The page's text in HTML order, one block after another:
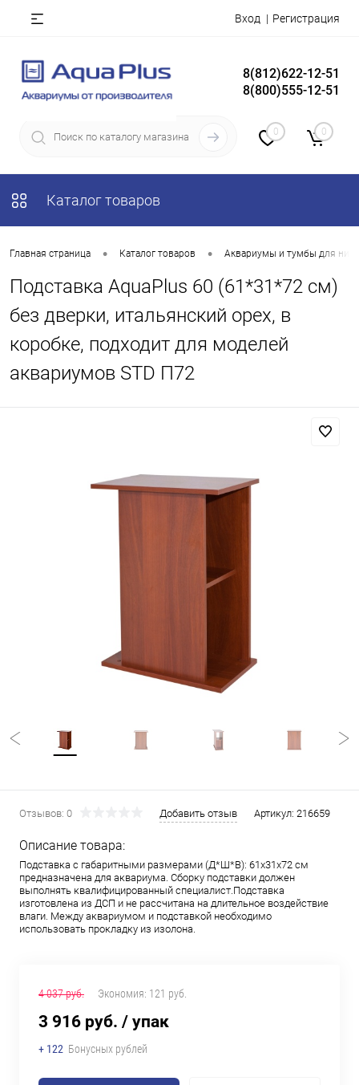
Вход Регистрация
8(812)622-12-51
8(800)555-12-51
0 0
Каталог товаров
Главная страница • Каталог товаров • Аквариумы и тумбы для них
Подставка AquaPlus 60 (61*31*72 см)
без дверки, итальянский орех, в
коробке, подходит для моделей
аквариумов STD П72
Отзывов: 0 Добавить отзыв Артикул: 216659
Описание товара:
Подставка с габаритными размерами (Д*Ш*В): 61x31x72 см
предназначена для аквариума. Сборку подставки должен
выполнять квалифицированный специалист.Подставка
изготовлена из ДСП и не рассчитана на длительное воздействие
влаги. Между аквариумом и подставкой необходимо
использовать прокладку из изолона.
4 037 руб. Экономия: 121 руб.
3 916 руб. / упак
+ 122 Бонусных рублей